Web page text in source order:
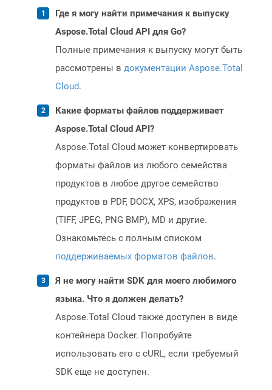
Где я могу найти примечания к выпуску
Aspose.Total Cloud API для Go?
Полные примечания к выпуску могут быть
рассмотрены в документации Aspose.Total
Cloud.
Какие форматы файлов поддерживает
Aspose.Total Cloud API?
Aspose.Total Cloud может конвертировать
форматы файлов из любого семейства
продуктов в любое другое семейство
продуктов в PDF, DOCX, XPS, изображения
(TIFF, JPEG, PNG BMP), MD и другие.
Ознакомьтесь с полным списком
поддерживаемых форматов файлов.
Я не могу найти SDK для моего любимого
языка. Что я должен делать?
Aspose.Total Cloud также доступен в виде
контейнера Docker. Попробуйте
использовать его с cURL, если требуемый
SDK еще не доступен.